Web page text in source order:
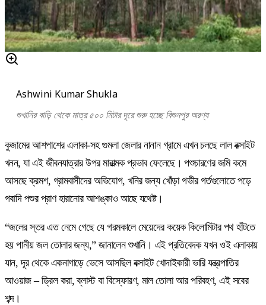
Ashwini Kumar Shukla
শুখানির বাড়ি থেকে মাত্র ৫০০ মিটার দূরে শুরু হচ্ছে বিশুনপুর অরণ্য
কুজামের আশপাশের এলাকা-সহ গুমলা জেলার নানান গ্রামে এখন চলছে লাল বক্সাইট
খনন, যা এই জীবনযাত্রার উপর মারাত্মক প্রভাব ফেলেছে। পশুচারণের জমি কমে
আসছে ক্রমশ, গ্রামবাসীদের অভিযোগ, খনির জন্য খোঁড়া গভীর গর্তগুলোতে পড়ে
গবাদি পশুর প্রাণ হারানোর আশঙ্কাও আছে যথেষ্ট।
“জলের স্তর এত নেমে গেছে যে গরমকালে মেয়েদের কয়েক কিলোমিটার পথ হাঁটতে
হয় পানীয় জল তোলার জন্য,” জানালেন শুখানি। এই প্রতিবেদক যখন ওই এলাকায়
যান, দূর থেকে একনাগাড়ে ভেসে আসছিল বক্সাইট খোদাইকারী ভারি যন্ত্রপাতির
আওয়াজ – ড্রিল করা, ব্লাস্ট বা বিস্ফোরণ, মাল তোলা আর পরিবহণ, এই সবের
শব্দ।